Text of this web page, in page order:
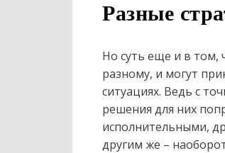
Разные
Но суть еще и в том,
разному, и могут
ситуациях. Ведь с
решения для них
исполнительными,
другим же –